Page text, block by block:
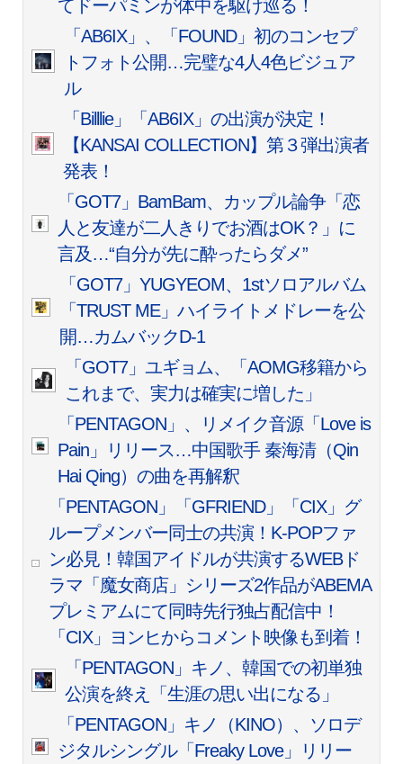
てドーパミンが体中を駆け巡る！
「AB6IX」、「FOUND」初のコンセプ
トフォト公開…完璧な4人4色ビジュア
ル
「Billlie」「AB6IX」の出演が決定！
【KANSAI COLLECTION】第３弾出演者
発表！
「GOT7」BamBam、カップル論争「恋
人と友達が二人きりでお酒はOK？」に
言及…“自分が先に酔ったらダメ”
「GOT7」YUGYEOM、1stソロアルバム
「TRUST ME」ハイライトメドレーを公
開…カムバックD-1
「GOT7」ユギョム、「AOMG移籍から
これまで、実力は確実に増した」
「PENTAGON」、リメイク音源「Love is
Pain」リリース…中国歌手 秦海清（Qin
Hai Qing）の曲を再解釈
「PENTAGON」「GFRIEND」「CIX」グ
ループメンバー同士の共演！K-POPファ
ン必見！韓国アイドルが共演するWEBド
ラマ「魔女商店」シリーズ2作品がABEMA
プレミアムにて同時先行独占配信中！
「CIX」ヨンヒからコメント映像も到着！
「PENTAGON」キノ、韓国での初単独
公演を終え「生涯の思い出になる」
「PENTAGON」キノ（KINO）、ソロデ
ジタルシングル「Freaky Love」リリー